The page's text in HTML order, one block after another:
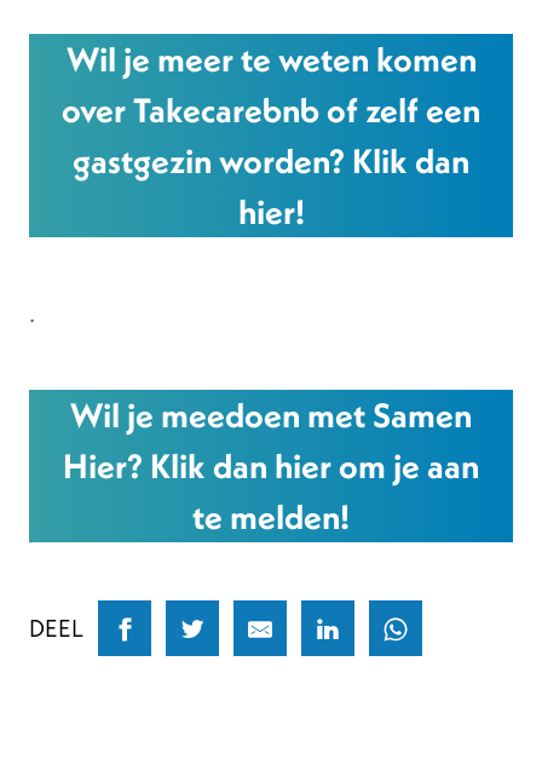
Wil je meer te weten komen
over Takecarebnb of zelf een
gastgezin worden? Klik dan
hier!
.
Wil je meedoen met Samen
Hier? Klik dan hier om je aan
te melden!
DEEL